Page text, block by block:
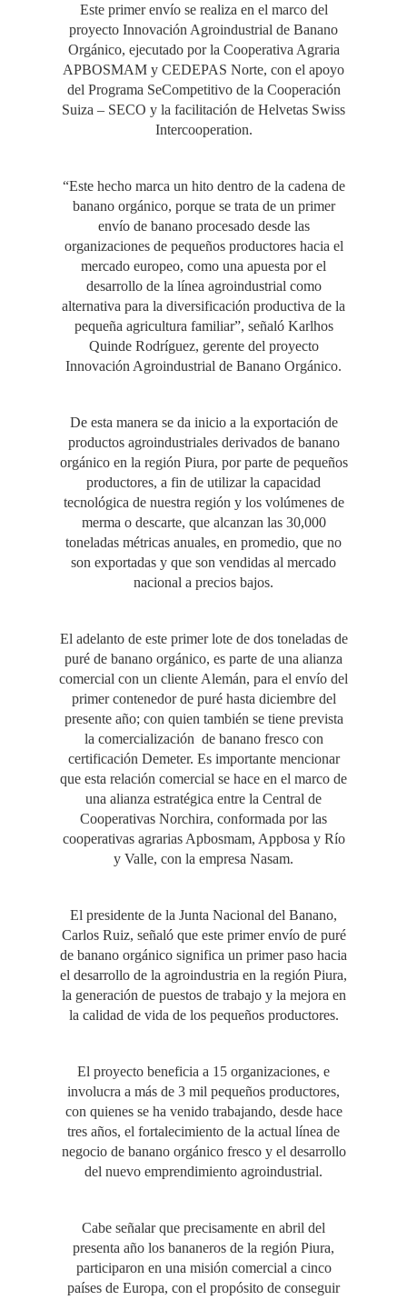
Este primer envío se realiza en el marco del
proyecto Innovación Agroindustrial de Banano
Orgánico, ejecutado por la Cooperativa Agraria
APBOSMAM y CEDEPAS Norte, con el apoyo
del Programa SeCompetitivo de la Cooperación
Suiza – SECO y la facilitación de Helvetas Swiss
Intercooperation.
“Este hecho marca un hito dentro de la cadena de
banano orgánico, porque se trata de un primer
envío de banano procesado desde las
organizaciones de pequeños productores hacia el
mercado europeo, como una apuesta por el
desarrollo de la línea agroindustrial como
alternativa para la diversificación productiva de la
pequeña agricultura familiar”, señaló Karlhos
Quinde Rodríguez, gerente del proyecto
Innovación Agroindustrial de Banano Orgánico.
De esta manera se da inicio a la exportación de
productos agroindustriales derivados de banano
orgánico en la región Piura, por parte de pequeños
productores, a fin de utilizar la capacidad
tecnológica de nuestra región y los volúmenes de
merma o descarte, que alcanzan las 30,000
toneladas métricas anuales, en promedio, que no
son exportadas y que son vendidas al mercado
nacional a precios bajos.
El adelanto de este primer lote de dos toneladas de
puré de banano orgánico, es parte de una alianza
comercial con un cliente Alemán, para el envío del
primer contenedor de puré hasta diciembre del
presente año; con quien también se tiene prevista
la comercialización de banano fresco con
certificación Demeter. Es importante mencionar
que esta relación comercial se hace en el marco de
una alianza estratégica entre la Central de
Cooperativas Norchira, conformada por las
cooperativas agrarias Apbosmam, Appbosa y Río
y Valle, con la empresa Nasam.
El presidente de la Junta Nacional del Banano,
Carlos Ruiz, señaló que este primer envío de puré
de banano orgánico significa un primer paso hacia
el desarrollo de la agroindustria en la región Piura,
la generación de puestos de trabajo y la mejora en
la calidad de vida de los pequeños productores.
El proyecto beneficia a 15 organizaciones, e
involucra a más de 3 mil pequeños productores,
con quienes se ha venido trabajando, desde hace
tres años, el fortalecimiento de la actual línea de
negocio de banano orgánico fresco y el desarrollo
del nuevo emprendimiento agroindustrial.
Cabe señalar que precisamente en abril del
presenta año los bananeros de la región Piura,
participaron en una misión comercial a cinco
países de Europa, con el propósito de conseguir